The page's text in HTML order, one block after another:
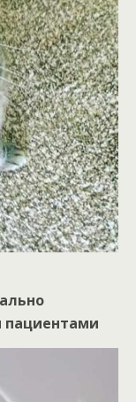
пациентами